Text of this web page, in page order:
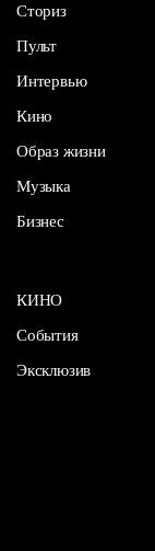
Сториз
Пульт
Интервью
Кино
Образ жизни
Музыка
Бизнес
КИНО
События
Эксклюзив